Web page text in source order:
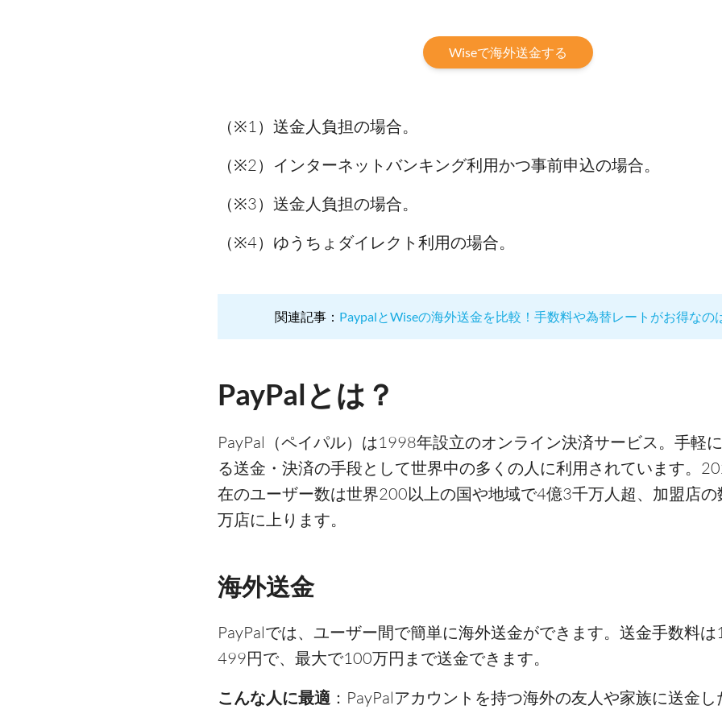
Wiseで海外送金する
（※1）送金人負担の場合。
（※2）インターネットバンキング利用かつ事前申込の場合。
（※3）送金人負担の場合。
（※4）ゆうちょダイレクト利用の場合。
関連記事： PaypalとWiseの海外送金を比較！手数料や為替レートがお得なの
PayPalとは？
PayPal（ペイパル）は1998年設立のオンライン決済サービス。手軽
る送金・決済の手段として世界中の多くの人に利用されています。
在のユーザー数は世界200以上の国や地域で4億3千万人超、加盟店
万店に上ります。
海外送金
PayPalでは、ユーザー間で簡単に海外送金ができます。送金手数料
499円で、最大で100万円まで送金できます。
こんな人に最適 ：PayPalアカウントを持つ海外の友人や家族に送金し